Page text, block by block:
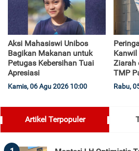
Aksi Mahasiswi Unibos
Bagikan Makanan untuk
Petugas Kebersihan Tuai
Apresiasi
Kamis, 06 Agu 2026 10:00
Kanwil
Ziarah
TMP
Rabu,
Artikel Terpopuler